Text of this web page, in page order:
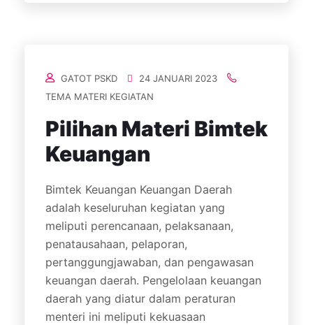
GATOT PSKD
24 JANUARI 2023
TEMA MATERI KEGIATAN
Pilihan Materi Bimtek
Keuangan
Bimtek Keuangan Keuangan Daerah
adalah keseluruhan kegiatan yang
meliputi perencanaan, pelaksanaan,
penatausahaan, pelaporan,
pertanggungjawaban, dan pengawasan
keuangan daerah. Pengelolaan keuangan
daerah yang diatur dalam peraturan
menteri ini meliputi kekuasaan